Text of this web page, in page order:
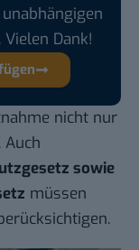
Dank!
nicht nur
Auch
sowie
müssen